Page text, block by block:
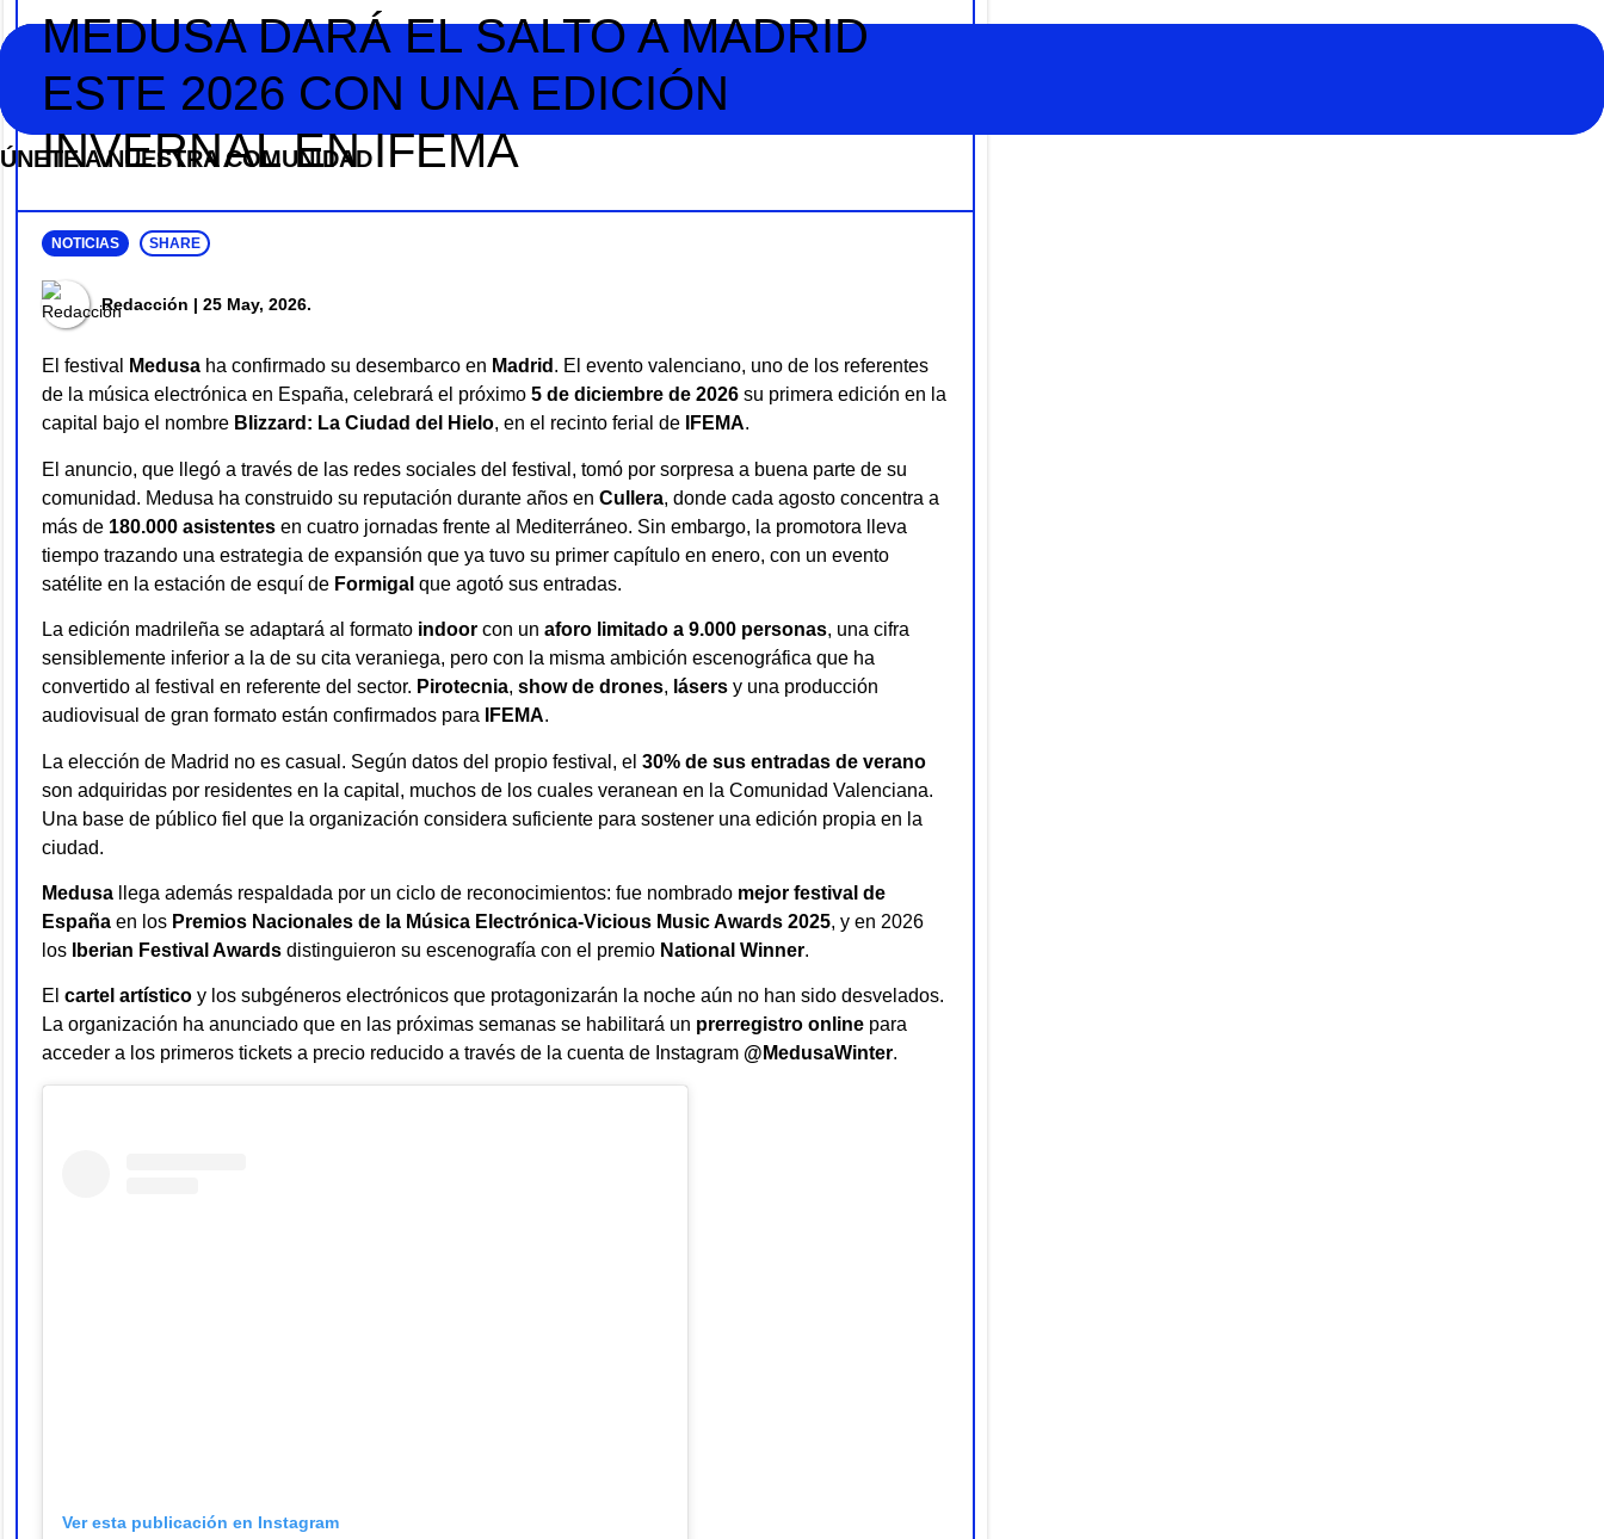
al
contenido
Noticias
Tendencias
Entrevistas
Foodie
Cultura
Mix series
Barras Del Mes
Música
Noticias
Tendencias
Entrevistas
Foodie
Cultura
Mix series
Barras Del Mes
Música
NO SOMOS CHAT GPT, PERO IGUAL TAMBIÉN TE PODEMOS AYUDAR
ÚNETE A NUESTRA COMUNIDAD
MEDUSA DARÁ EL SALTO A MADRID
ESTE 2026 CON UNA EDICIÓN
INVERNAL EN IFEMA
NOTICIAS SHARE
Redacción | 25 May, 2026.
El festival Medusa ha confirmado su desembarco en Madrid . El evento valenciano, uno de los referentes
de la música electrónica en España, celebrará el próximo 5 de diciembre de 2026 su primera edición en la
capital bajo el nombre Blizzard: La Ciudad del Hielo, en el recinto ferial de IFEMA.
El anuncio, que llegó a través de las redes sociales del festival, tomó por sorpresa a buena parte de su
comunidad. Medusa ha construido su reputación durante años en Cullera, donde cada agosto concentra a
más de 180.000 asistentes en cuatro jornadas frente al Mediterráneo. Sin embargo, la promotora lleva
tiempo trazando una estrategia de expansión que ya tuvo su primer capítulo en enero, con un evento
satélite en la estación de esquí de Formigal que agotó sus entradas.
La edición madrileña se adaptará al formato indoor con un aforo limitado a 9.000 personas, una cifra
sensiblemente inferior a la de su cita veraniega, pero con la misma ambición escenográfica que ha
convertido al festival en referente del sector. Pirotecnia, show de drones, lásers y una producción
audiovisual de gran formato están confirmados para
IFEMA.
La elección de Madrid no es casual. Según datos del propio festival, el 30% de sus entradas de verano
son adquiridas por residentes en la capital, muchos de los cuales veranean en la Comunidad Valenciana.
Una base de público fiel que la organización considera suficiente para sostener una edición propia en la
ciudad.
Medusa llega además respaldada por un ciclo de reconocimientos: fue nombrado mejor festival de
España en los Premios Nacionales de la Música Electrónica-Vicious Music Awards 2025, y en 2026
los
Iberian Festival Awards distinguieron su escenografía con el premio National Winner.
El cartel artístico y los subgéneros electrónicos que protagonizarán la noche aún no han sido desvelados.
La organización ha anunciado que en las próximas semanas se habilitará un prerregistro online para
acceder a los primeros tickets a precio reducido a través de la cuenta de Instagram @MedusaWinter.
Ver esta publicación en Instagram